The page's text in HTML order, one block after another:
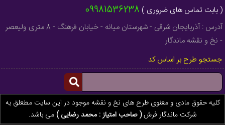
( بابت تماس های ضروری ) 09981536238
آدرس : آذربایجان شرقی - شهرستان میانه - خیابان فرهنگ - 8 متری ولیعصر
- نخ و نقشه ماندگار
جستجو طرح بر اساس کد
کلیه حقوق مادی و معنوی طرح های نخ و نقشه موجود در این سایت مطعلق به
شرکت ماندگار فرش( صاحب امتیاز : محمد رضایی )می باشد.